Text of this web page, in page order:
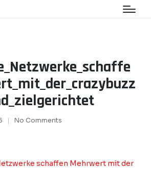
No Comments
schaffen Mehrwert mit der